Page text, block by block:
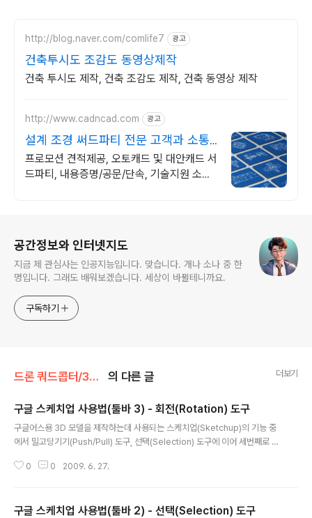
http://blog.naver.com/comlife7 광고
건축투시도 조감도 동영상제작
건축 투시도 제작, 건축 조감도 제작, 건축 동영상 제작
http://www.cadncad.com 광고
설계 조경 써드파티 전문 고객과 소통
하는 IT 파트너
프로모션 견적제공, 오토캐드 및 대안캐드 서
드파티, 내용증명/공문/단속, 기술지원 소프
공간정보와 인터넷지도
지금 제 관심사는 인공지능입니다. 맞습니다. 개나 소나 중 한
명입니다. 그래도 배워보겠습니다. 세상이 바뀔테니까요.
구독하기
드론 쿼드콥터/3D 프린팅 의 다른 글 더보기
구글 스케치업 사용법(툴바 3) - 회전(Rotation) 도구
구글어스용 3D 모델을 제작하는데 사용되는 스케치업(Sketchup)의 기능 중
에서 밀고당기기(Push/Pull) 도구, 선택(Selection) 도구에 이어 세번째로 회
다면, 먼저 "View->Tool Bars-> Large Toolset"을 선택해 두시면, 비디
한개만 선택할 수도 있고, 여러개를 선택할 수도 있습니다. 스케치업에서 객체
0 0 2009. 6. 27.
구글 스케치업 사용법(툴바 2) - 선택(Selection) 도구